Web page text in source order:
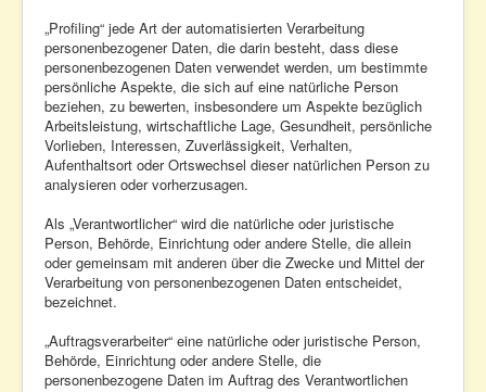
„Profiling“ jede Art der automatisierten Verarbeitung
personenbezogener Daten, die darin besteht, dass diese
personenbezogenen Daten verwendet werden, um bestimmte
persönliche Aspekte, die sich auf eine natürliche Person
beziehen, zu bewerten, insbesondere um Aspekte bezüglich
Arbeitsleistung, wirtschaftliche Lage, Gesundheit, persönliche
Vorlieben, Interessen, Zuverlässigkeit, Verhalten,
Aufenthaltsort oder Ortswechsel dieser natürlichen Person zu
analysieren oder vorherzusagen.
Als „Verantwortlicher“ wird die natürliche oder juristische
Person, Behörde, Einrichtung oder andere Stelle, die allein
oder gemeinsam mit anderen über die Zwecke und Mittel der
Verarbeitung von personenbezogenen Daten entscheidet,
bezeichnet.
„Auftragsverarbeiter“ eine natürliche oder juristische Person,
Behörde, Einrichtung oder andere Stelle, die
personenbezogene Daten im Auftrag des Verantwortlichen